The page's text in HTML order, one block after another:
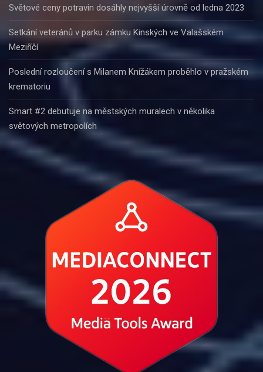
Světové ceny potravin dosáhly nejvyšší úrovně od ledna 2023
Setkání veteránů v parku zámku Kinských ve Valašském
Meziříčí
Poslední rozloučení s Milanem Knížákem proběhlo v pražském
krematoriu
Smart #2 debutuje na městských muralech v několika
světových metropolích